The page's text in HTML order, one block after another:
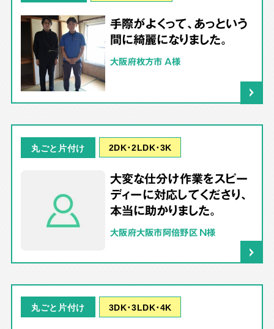
手際がよくって、あっという
間に綺麗になりました。
大阪府枚方市 A様
丸ごと片付け 2DK･2LDK･3K
大変な仕分け作業をスピー
ディーに対応してくださり、
本当に助かりました。
大阪府大阪市阿倍野区 N様
丸ごと片付け 3DK･3LDK･4K